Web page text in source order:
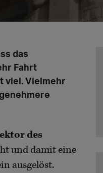
das
Fahrt
viel. Vielmehr
des
und damit eine
ausgelöst.